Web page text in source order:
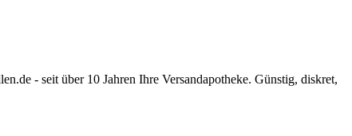
- seit über 10 Jahren Ihre Versandapotheke. Günstig, diskret,